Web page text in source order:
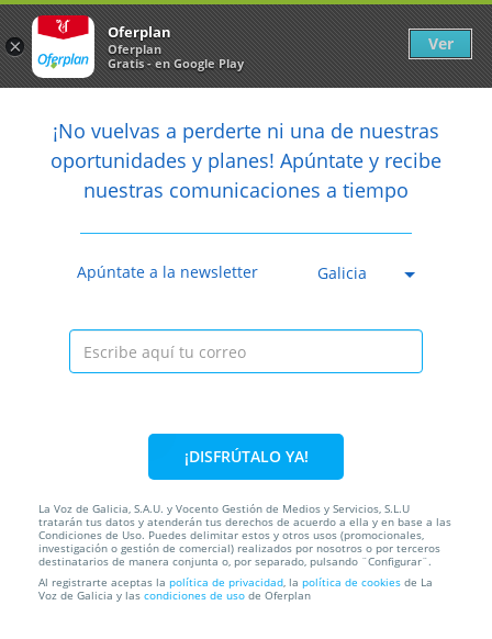

Caducada
Anterior
46% 12,90€ 6,99€
Funda protectora y cinturón de coche para
mascotas
Envío a domicilio
arrow_back Newsletter
¡No vuelvas a perderte ni una de nuestras
oportunidades y planes! Apúntate y recibe
nuestras comunicaciones a tiempo
Apúntate a la newsletter Galicia
¡DISFRÚTALO YA!
La Voz de Galicia, S.A.U. y Vocento Gestión de Medios y Servicios, S.L.U
tratarán tus datos y atenderán tus derechos de acuerdo a ella y en base a las
Condiciones de Uso. Puedes delimitar estos y otros usos (promocionales,
investigación o gestión de comercial) realizados por nosotros o por terceros
destinatarios de manera conjunta o, por separado, pulsando ¨Configurar¨.
Al registrarte aceptas la política de privacidad, la política de cookies de La
Voz de Galicia y las condiciones de uso de Oferplan
×
Oferplan
Oferplan
Gratis - en Google Play
Ver